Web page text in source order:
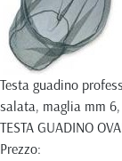
Testa guadino
salata, maglia mm
TESTA GUADINO
Prezzo: